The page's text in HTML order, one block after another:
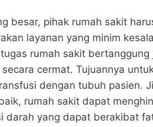
besar, pihak rumah sakit
layanan yang minim
rumah sakit
cermat. Tujuannya
dengan tubuh pasien.
rumah sakit dapat
darah yang dapat berakibat